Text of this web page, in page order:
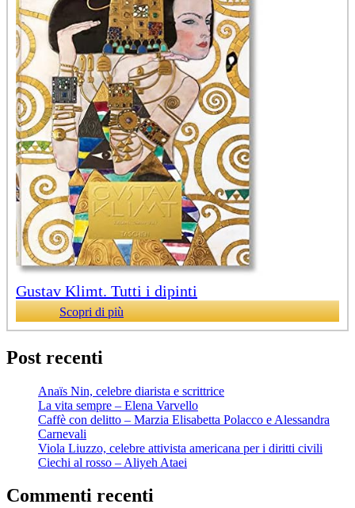
Gustav Klimt. Tutti i dipinti
Scopri di più
Post recenti
Anaïs Nin, celebre diarista e scrittrice
La vita sempre – Elena Varvello
Caffè con delitto – Marzia Elisabetta Polacco e Alessandra
Carnevali
Viola Liuzzo, celebre attivista americana per i diritti civili
Ciechi al rosso – Aliyeh Ataei
Commenti recenti